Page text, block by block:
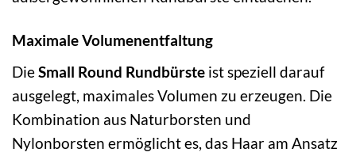
Maximale Volumenentfaltung
DieSmall Round Rundbürste ist speziell darauf
ausgelegt, maximales Volumen zu erzeugen. Die
Kombination aus Naturborsten und
Nylonborsten ermöglicht es, das Haar am Ansatz